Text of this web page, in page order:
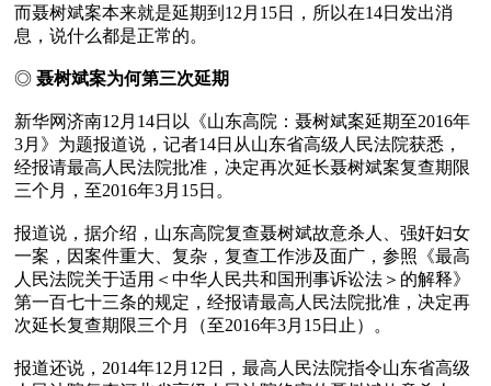
而聂树斌案本来就是延期到12月15日，所以在14日发出消
息，说什么都是正常的。
◎ 聂树斌案为何第三次延期
新华网济南12月14日以《山东高院：聂树斌案延期至2016年
3月》为题报道说，记者14日从山东省高级人民法院获悉，
经报请最高人民法院批准，决定再次延长聂树斌案复查期限
三个月，至2016年3月15日。
报道说，据介绍，山东高院复查聂树斌故意杀人、强奸妇女
一案，因案件重大、复杂，复查工作涉及面广，参照《最高
人民法院关于适用＜中华人民共和国刑事诉讼法＞的解释》
第一百七十三条的规定，经报请最高人民法院批准，决定再
次延长复查期限三个月（至2016年3月15日止）。
报道还说，2014年12月12日，最高人民法院指令山东省高级